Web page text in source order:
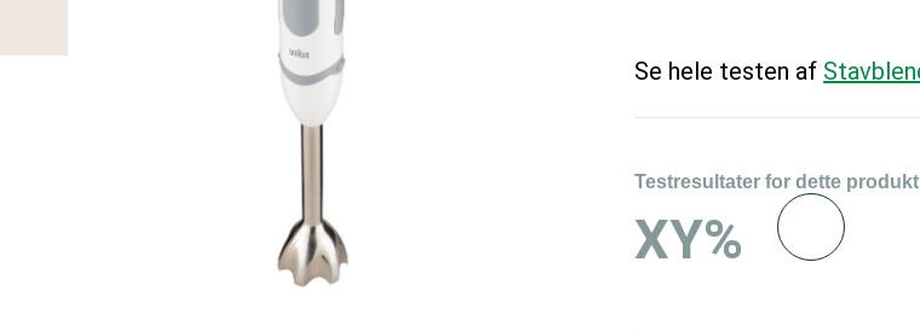
Se hele testen af
Testresultater for dette produkt
XY%